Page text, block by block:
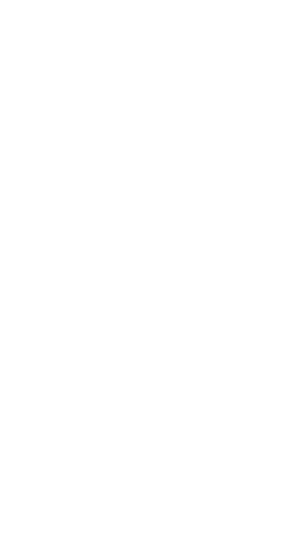
en betatjeneste som er
på
eget valg.
for mobil (beta)
og tilgangstrinn for å
for mobil (beta).
mobil
hjemmesiden.
at vi kan forbedre!